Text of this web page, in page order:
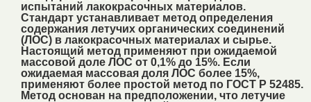
испытаний лакокрасочных материалов.
Стандарт устанавливает метод определения
содержания летучих органических соединений
(ЛОС) в лакокрасочных материалах и сырье.
Настоящий метод применяют при ожидаемой
массовой доле ЛОС от 0,1% до 15%. Если
ожидаемая массовая доля ЛОС более 15%,
применяют более простой метод по ГОСТ Р 52485.
Метод основан на предположении, что летучие